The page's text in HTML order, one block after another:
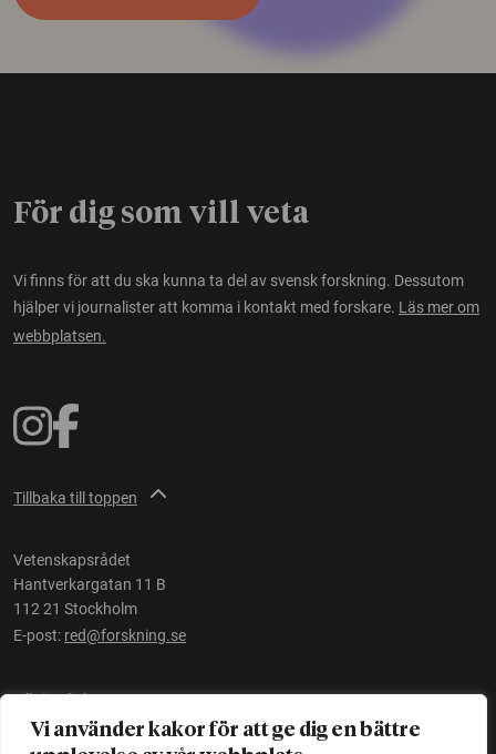
Vi använder kakor för att ge dig en bättre
För dig som vill veta
Vi finns för att du ska kunna ta del av svensk forskning. Dessutom
hjälper vi journalister att komma i kontakt med forskare. Läs mer om
webbplatsen.
Tillbaka till toppen
Vetenskapsrådet
Hantverkargatan 11 B
112 21 Stockholm
E-post: red@forskning.se
Tillgänglighet